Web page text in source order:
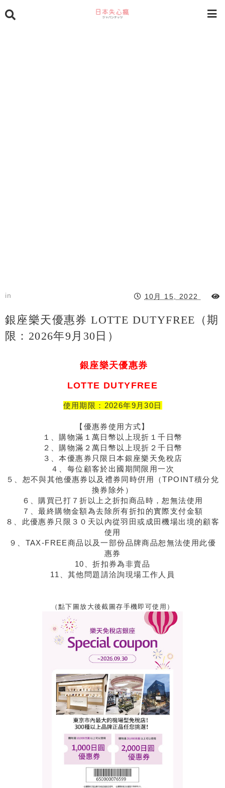
in 10月 15, 2022
銀座樂天優惠券 LOTTE DUTYFREE（期
限：2026年9月30日）
銀座樂天優惠券
LOTTE DUTYFREE
使用期限：2026年9月30日
【優惠券使用方式】
１、購物滿１萬日幣以上現折１千日幣
２、購物滿２萬日幣以上現折２千日幣
３、本優惠券只限日本銀座樂天免稅店
４、每位顧客於出國期間限用一次
５、恕不與其他優惠券以及禮券同時倂用（TPOINT積分兌
換券除外）
６、購買已打７折以上之折扣商品時，恕無法使用
７、最終購物金額為去除所有折扣的實際支付金額
８、此優惠券只限３０天以內從羽田或成田機場出境的顧客
使用
９、TAX-FREE商品以及一部份品牌商品恕無法使用此優
惠券
10、折扣券為非賣品
11、其他問題請洽詢現場工作人員
（點下圖放大後截圖存手機即可使用）